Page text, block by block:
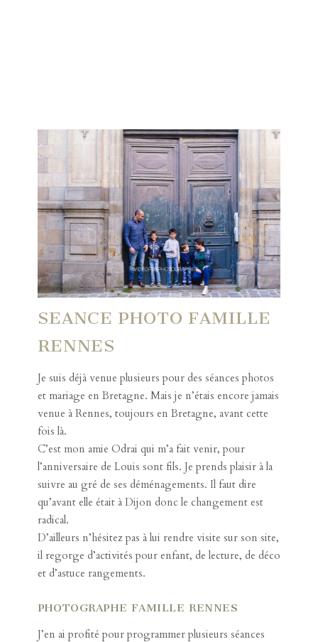
SEANCE PHOTO FAMILLE
RENNES
Je suis déjà venue plusieurs pour des séances photos
et mariage en Bretagne. Mais je n’étais encore jamais
venue à Rennes, toujours en Bretagne, avant cette
fois là.
C’est mon amie Odrai qui m’a fait venir, pour
l’anniversaire de Louis sont fils. Je prends plaisir à la
suivre au gré de ses déménagements. Il faut dire
qu’avant elle était à Dijon donc le changement est
radical.
D’ailleurs n’hésitez pas à lui rendre visite sur son site,
il regorge d’activités pour enfant, de lecture, de déco
et d’astuce rangements.
PHOTOGRAPHE FAMILLE RENNES
J’en ai profité pour programmer plusieurs séances